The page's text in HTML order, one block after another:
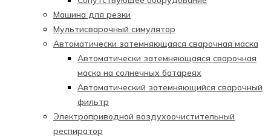
Машина для резки
Мультисварочный симулятор
Автоматически затемняющаяся сварочная маска
Автоматически затемняющаяся сварочная
маска на солнечных батареях
Автоматический затемняющийся сварочный
фильтр
Электроприводной воздухоочистительный
респиратор